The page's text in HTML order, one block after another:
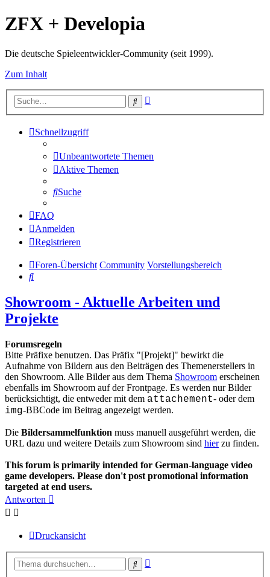
ZFX + Developia
Die deutsche Spieleentwickler-Community (seit 1999).
Zum Inhalt
Suche
Schnellzugriff
Unbeantwortete Themen
Aktive Themen
Suche
FAQ
Anmelden
Registrieren
Foren-Übersicht Community Vorstellungsbereich
Suche
Showroom - Aktuelle Arbeiten und
Projekte
Forumsregeln
Bitte Präfixe benutzen. Das Präfix "[Projekt]" bewirkt die
Aufnahme von Bildern aus den Beiträgen des Themenerstellers in
den Showroom. Alle Bilder aus dem Thema Showroom erscheinen
ebenfalls im Showroom auf der Frontpage. Es werden nur Bilder
berücksichtigt, die entweder mit dem attachement- oder dem
img-BBCode im Beitrag angezeigt werden.
Die Bildersammelfunktion muss manuell ausgeführt werden, die
URL dazu und weitere Details zum Showroom sind hierzu finden.
This forum is primarily intended for German-language video
game developers. Please don't post promotional information
targeted at end users.
Antworten
Druckansicht
Suche